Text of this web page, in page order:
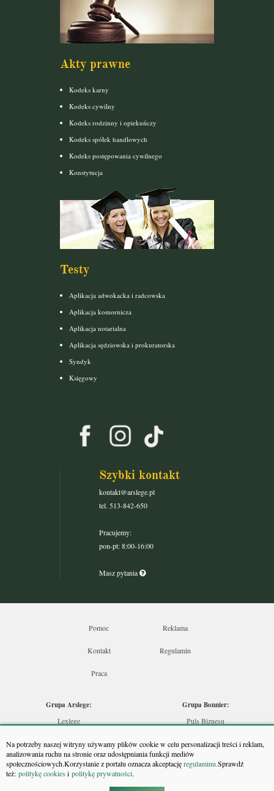
Na potrzeby naszej witryny używamy plików cookie w celu personalizacji treści i reklam,
analizowania ruchu na stronie oraz udostępniania funkcji mediów
społecznościowych.Korzystanie z portalu oznacza akceptacjęregulaminu.Sprawdź
też: politykę cookiesi politykę prywatności.
Akty prawne
Kodeks karny
Kodeks cywilny
Kodeks rodzinny i opiekuńczy
Kodeks spółek handlowych
Kodeks postępowania cywilnego
Konstytucja
Testy
Aplikacja adwokacka i radcowska
Aplikacja komornicza
Aplikacja notarialna
Aplikacja sędziowska i prokuratorska
Syndyk
Księgowy
Szybki kontakt
kontakt@arslege.pl
tel. 513-842-650
Pracujemy:
pon-pt: 8:00-16:00
Masz pytania
Pomoc Reklama
Kontakt Regulamin
Praca
Grupa Arslege:
Lexlege
Skarbowcy
Urzędnik
Rzeczoznawca
Grupa Bonnier:
Puls Biznesu
Puls Medycyny
Monitor Firm